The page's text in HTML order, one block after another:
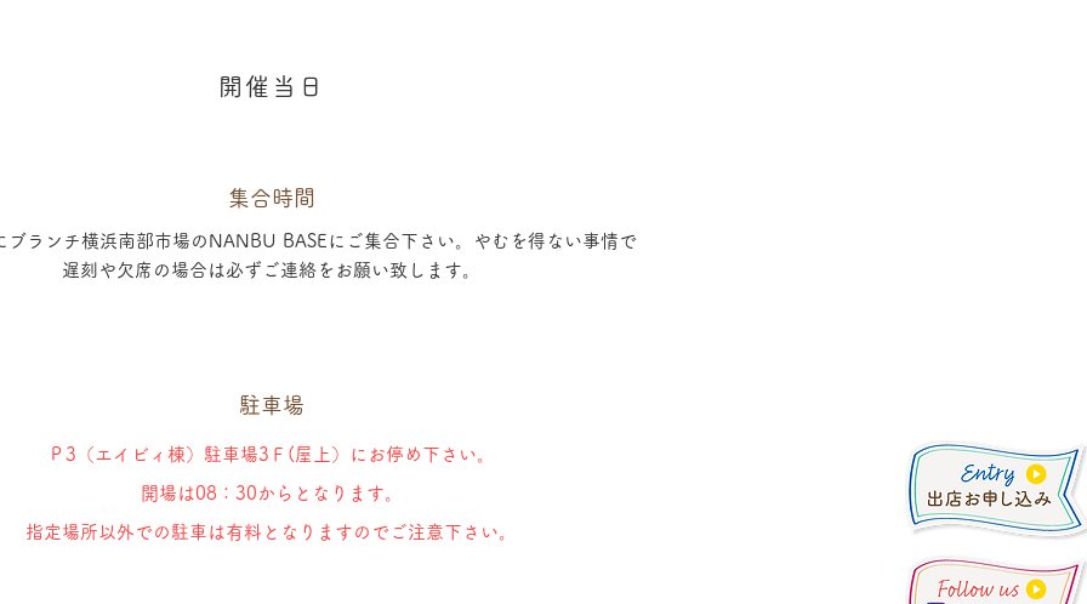
開催当日
集合時間
ブランチ横浜南部市場のNANBU BASEにご集合下さい。やむを得ない事情で
遅刻や欠席の場合は必ずご連絡をお願い致します。
駐車場
Ｐ3（エイビィ棟）駐車場3Ｆ(屋上）にお停め下さい。
開場は08：30からとなります。
指定場所以外での駐車は有料となりますのでご注意下さい。